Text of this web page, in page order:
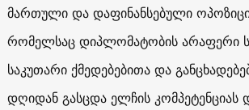
მართული და დაფინანსებული
რომელსაც დიპლომატობის არაფერი
საკუთარი ქმედებებითა და
დღიდან გასცდა ელჩის კომპეტენციას